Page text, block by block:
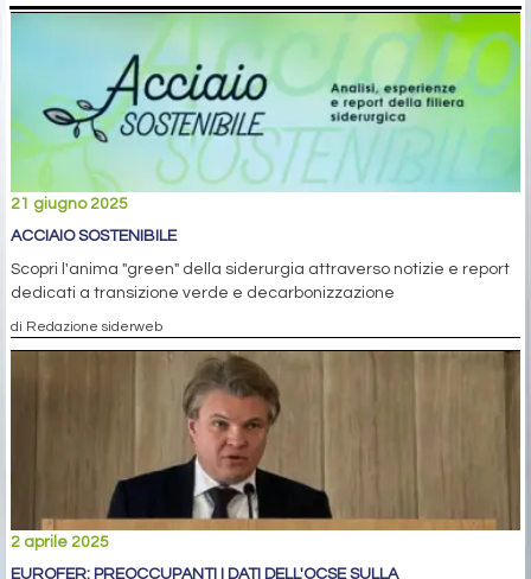
21 giugno 2025
ACCIAIO SOSTENIBILE
Scopri l'anima "green" della siderurgia attraverso notizie e report
dedicati a transizione verde e decarbonizzazione
di Redazione siderweb
2 aprile 2025
EUROFER: PREOCCUPANTI I DATI DELL'OCSE SULLA